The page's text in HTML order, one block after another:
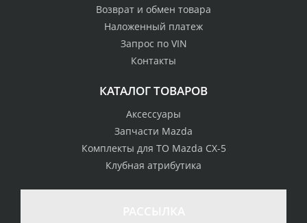
стоимости
Гарантия качества
Возврат и обмен товара
Наложенный платеж
Запрос по VIN
Контакты
КАТАЛОГ ТОВАРОВ
Аксессуары
Запчасти Mazda
Комплекты для ТО Mazda CX-5
Клубная атрибутика